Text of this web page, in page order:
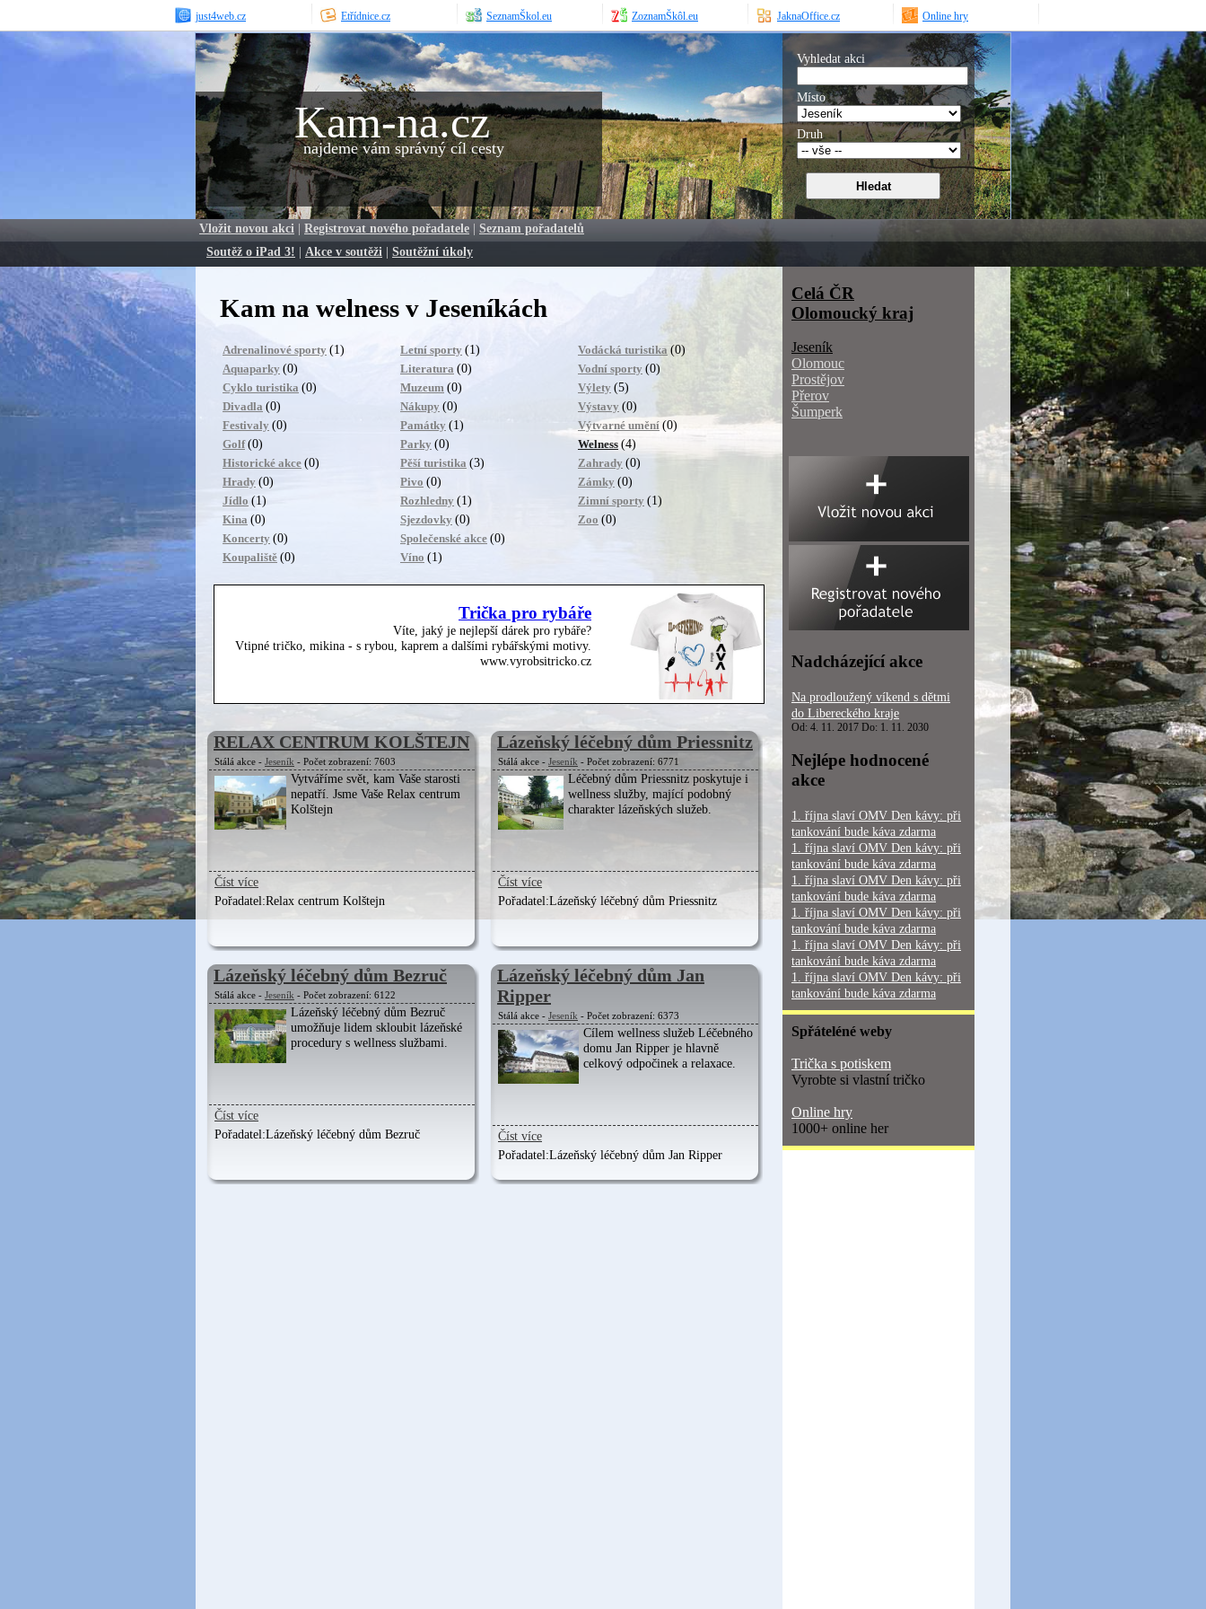
just4web.cz Etřídnice.cz SeznamŠkol.eu ZoznamŠkôl.eu JaknaOffice.cz Online hry
Kam-na.cz
najdeme vám správný cíl cesty
Vyhledat akci
Místo
Druh
Vložit novou akci | Registrovat nového pořadatele | Seznam pořadatelů
Soutěž o iPad 3! | Akce v soutěži | Soutěžní úkoly
Kam na welness v Jeseníkách
Adrenalinové sporty (1)
Aquaparky (0)
Cyklo turistika (0)
Divadla (0)
Festivaly (0)
Golf (0)
Historické akce (0)
Hrady (0)
Jídlo (1)
Kina (0)
Koncerty (0)
Koupaliště (0)
Letní sporty (1)
Literatura (0)
Muzeum (0)
Nákupy (0)
Památky (1)
Parky (0)
Pěší turistika (3)
Pivo (0)
Rozhledny (1)
Sjezdovky (0)
Společenské akce (0)
Víno (1)
Vodácká turistika (0)
Vodní sporty (0)
Výlety (5)
Výstavy (0)
Výtvarné umění (0)
Welness (4)
Zahrady (0)
Zámky (0)
Zimní sporty (1)
Zoo (0)
Trička pro rybáře
Víte, jaký je nejlepší dárek pro rybáře?
Vtipné tričko, mikina - s rybou, kaprem a dalšími rybářskými motivy.
www.vyrobsitricko.cz
RELAX CENTRUM KOLŠTEJN
Stálá akce - Jeseník - Počet zobrazení: 7603
Vytváříme svět, kam Vaše starosti
nepatří. Jsme Vaše Relax centrum
Kolštejn
Číst více
Pořadatel:Relax centrum Kolštejn
Lázeňský léčebný dům Priessnitz
Stálá akce - Jeseník - Počet zobrazení: 6771
Léčebný dům Priessnitz poskytuje i
wellness služby, mající podobný
charakter lázeňských služeb.
Číst více
Pořadatel:Lázeňský léčebný dům Priessnitz
Lázeňský léčebný dům Bezruč
Stálá akce - Jeseník - Počet zobrazení: 6122
Lázeňský léčebný dům Bezruč
umožňuje lidem skloubit lázeňské
procedury s wellness službami.
Číst více
Pořadatel:Lázeňský léčebný dům Bezruč
Lázeňský léčebný dům Jan
Ripper
Stálá akce - Jeseník - Počet zobrazení: 6373
Cílem wellness služeb Léčebného
domu Jan Ripper je hlavně
celkový odpočinek a relaxace.
Číst více
Pořadatel:Lázeňský léčebný dům Jan Ripper
Celá ČR
Olomoucký kraj
Jeseník
Olomouc
Prostějov
Přerov
Šumperk
Nadcházející akce
Na prodloužený víkend s dětmi
do Libereckého kraje
Od: 4. 11. 2017 Do: 1. 11. 2030
Nejlépe hodnocené
akce
1. října slaví OMV Den kávy: při
tankování bude káva zdarma
1. října slaví OMV Den kávy: při
tankování bude káva zdarma
1. října slaví OMV Den kávy: při
tankování bude káva zdarma
1. října slaví OMV Den kávy: při
tankování bude káva zdarma
1. října slaví OMV Den kávy: při
tankování bude káva zdarma
1. října slaví OMV Den kávy: při
tankování bude káva zdarma
Spřáteléné weby
Trička s potiskem
Vyrobte si vlastní tričko
Online hry
1000+ online her